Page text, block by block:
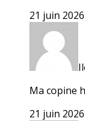
21 juin
Ma copine
21 juin